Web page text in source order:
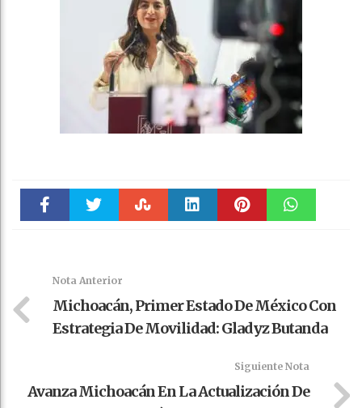
Nota Anterior
Michoacán, Primer Estado De México Con
Estrategia De Movilidad: Gladyz Butanda
Siguiente Nota
Avanza Michoacán En La Actualización De